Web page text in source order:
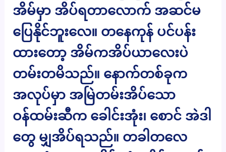
အိမ်မှာ အိပ်ရတာလောက် အဆင်မ
ပြေနိုင်ဘူးလေ။ တနေကုန် ပင်ပန်း
ထားတော့ အိမ်ကအိပ်ယာလေးပဲ
တမ်းတမိသည်။ နောက်တစ်ခုက
အလုပ်မှာ အမြဲတမ်းအိပ်သော
ဝန်ထမ်းဆီက ခေါင်းအုံး၊ စောင် အဲဒါ
တွေ မျှအိပ်ရသည်။ တခါတလေ